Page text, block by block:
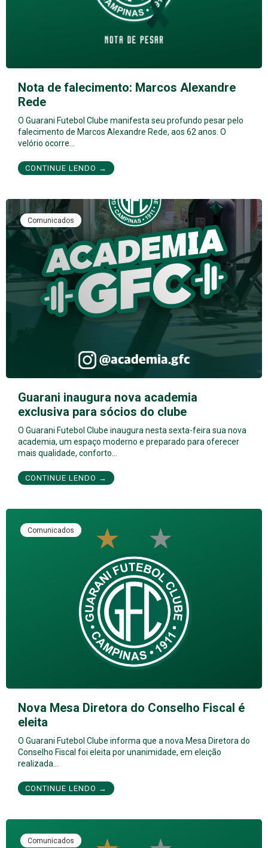
Nota de falecimento: Marcos Alexandre
Rede
O Guarani Futebol Clube manifesta seu profundo pesar pelo
falecimento de Marcos Alexandre Rede, aos 62 anos. O
velório ocorre…
CONTINUE LENDO →
Comunicados
Guarani inaugura nova academia
exclusiva para sócios do clube
O Guarani Futebol Clube inaugura nesta sexta-feira sua nova
academia, um espaço moderno e preparado para oferecer
mais qualidade, conforto…
CONTINUE LENDO →
Comunicados
Nova Mesa Diretora do Conselho Fiscal é
eleita
O Guarani Futebol Clube informa que a nova Mesa Diretora do
Conselho Fiscal foi eleita por unanimidade, em eleição
realizada…
CONTINUE LENDO →
Comunicados